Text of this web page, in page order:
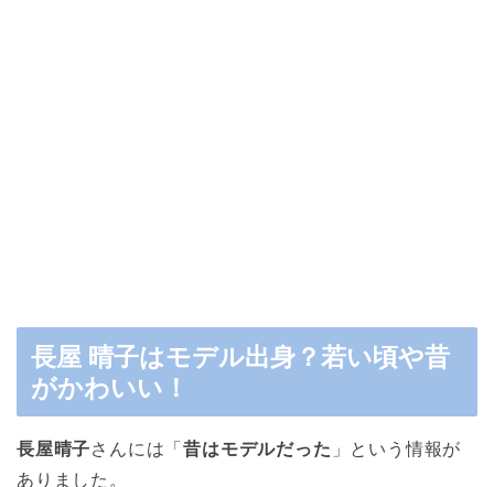
長屋 晴子はモデル出身？若い頃や昔
がかわいい！
長屋晴子さんには「昔はモデルだった 」という情報が
ありました。